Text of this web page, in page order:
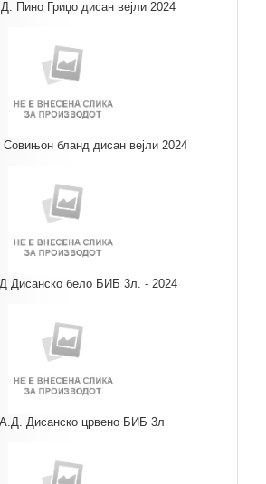
Пино Гриџо дисан вејли 2024
бланд дисан вејли 2024
Дисанско бело БИБ 3л. - 2024
Дисанско црвено БИБ 3л